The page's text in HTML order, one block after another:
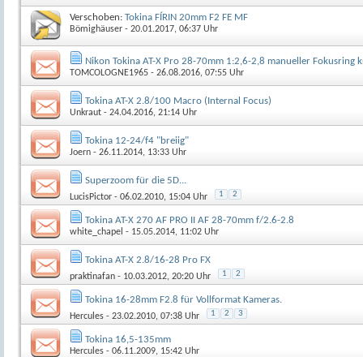
Verschoben: Tokina FÍRIN 20mm F2 FE MF
Bömighäuser - 20.01.2017, 06:37 Uhr
Nikon Tokina AT-X Pro 28-70mm 1:2,6-2,8 manueller Fokusring
TOMCOLOGNE1965 - 26.08.2016, 07:55 Uhr
Tokina AT-X 2.8/100 Macro (Internal Focus)
Unkraut - 24.04.2016, 21:14 Uhr
Tokina 12-24/f4 "breiig"
Joern - 26.11.2014, 13:33 Uhr
Superzoom für die 5D...
LucisPictor - 06.02.2010, 15:04 Uhr 1 2
Tokina AT-X 270 AF PRO II AF 28-70mm f/2.6-2.8
white_chapel - 15.05.2014, 11:02 Uhr
Tokina AT-X 2.8/16-28 Pro FX
praktinafan - 10.03.2012, 20:20 Uhr 1 2
Tokina 16-28mm F2.8 für Vollformat Kameras.
Hercules - 23.02.2010, 07:38 Uhr 1 2 3
Tokina 16,5-135mm
Hercules - 06.11.2009, 15:42 Uhr